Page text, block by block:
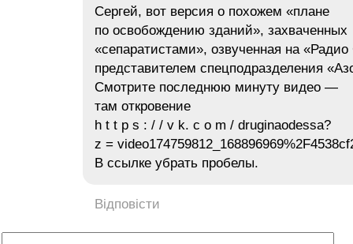
Сергей, вот версия о похожем «плане
по освобождению зданий», захваченных
«сепаратистами», озвученная на
представителем спецподразделения
Смотрите последнюю минуту видео —
там откровение
h t t p s : / / v k. c o m / druginaodessa?
z =
В ссылке убрать пробелы.
Відповісти